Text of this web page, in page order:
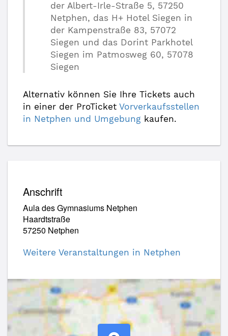
der Albert-Irle-Straße 5, 57250
Netphen, das H+ Hotel Siegen in
der Kampenstraße 83, 57072
Siegen und das Dorint Parkhotel
Siegen im Patmosweg 60, 57078
Siegen
Alternativ können Sie Ihre Tickets auch
in einer der ProTicket Vorverkaufsstellen
in Netphen und Umgebung kaufen.
Anschrift
Aula des Gymnasiums Netphen
Haardtstraße
57250 Netphen
Weitere Veranstaltungen in Netphen